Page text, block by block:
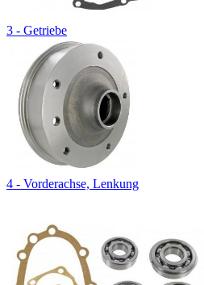
3 - Getriebe
4 - Vorderachse, Lenkung